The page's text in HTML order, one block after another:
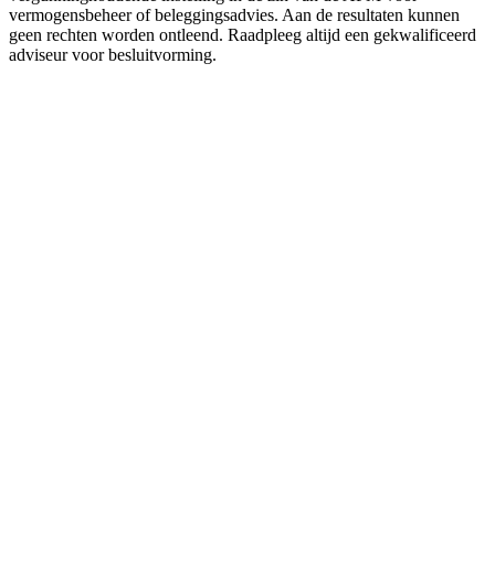
vermogensbeheer of beleggingsadvies. Aan de resultaten kunnen
geen rechten worden ontleend. Raadpleeg altijd een gekwalificeerd
adviseur voor besluitvorming.